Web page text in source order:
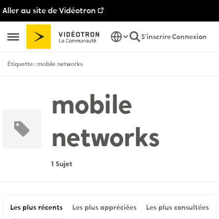
Aller au site de Vidéotron
Ouvrir Menu Latéral
Passer au contenu
S'inscrireConnexion
Étiquette : mobile networks
mobile
networks
1 Sujet
Les plus récents Les plus appréciées Les plus consultées